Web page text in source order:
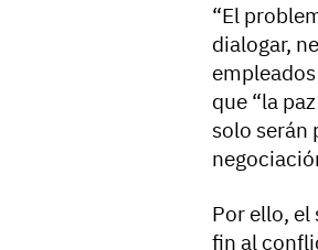
“El
dialogar,
que “la
solo serán
Por ello, el
fin al